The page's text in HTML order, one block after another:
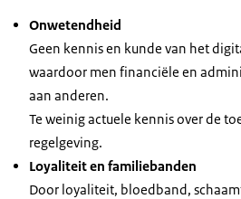
Onwetendheid
Geen kennis en kunde van het
waardoor men financiële en
aan anderen.
Te weinig actuele kennis over de
regelgeving.
Loyaliteit en familiebanden
Door loyaliteit, bloedband,